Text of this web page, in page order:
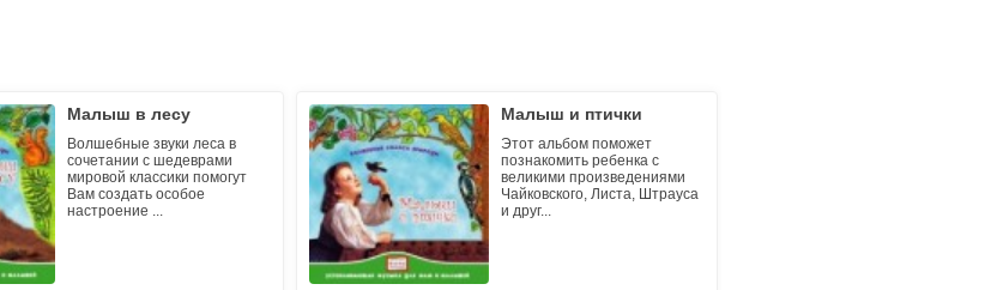
Малыш в лесу
Волшебные звуки леса в
сочетании с шедеврами
мировой классики помогут
Вам создать особое
настроение ...
Малыш и птички
Этот альбом поможет
познакомить ребенка с
великими произведениями
Чайковского, Листа, Штрауса
и друг...